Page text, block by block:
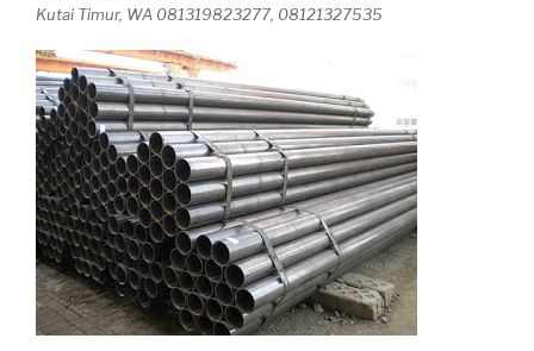
Kutai Timur, WA 081319823277, 08121327535